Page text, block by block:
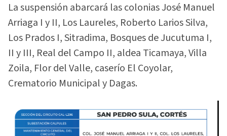
La suspensión abarcará las colonias José Manuel
Arriaga I y II, Los Laureles, Roberto Larios Silva,
Los Prados I, Sitradima, Bosques de Jucutuma I,
II y III, Real del Campo II, aldea Ticamaya, Villa
Zoila, Flor del Valle, caserío El Coyolar,
Crematorio Municipal y Dagas.